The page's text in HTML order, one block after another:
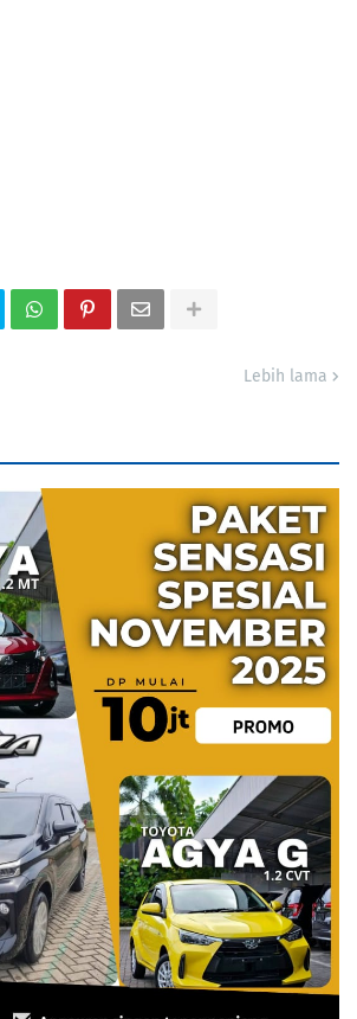
Lebih lama